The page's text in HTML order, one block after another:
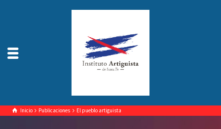
Inicio Publicaciones El pueblo artiguista